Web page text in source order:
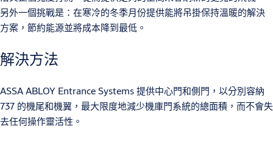
另外一個挑戰是：在寒冷的冬季月份提供能將吊掛保持溫暖的解決
方案，節約能源並將成本降到最低。
解決方法
ASSA ABLOY Entrance Systems 提供中心門和側門，以分別容納
737 的機尾和機翼，最大限度地減少機庫門系統的總面積，而不會失
去任何操作靈活性。